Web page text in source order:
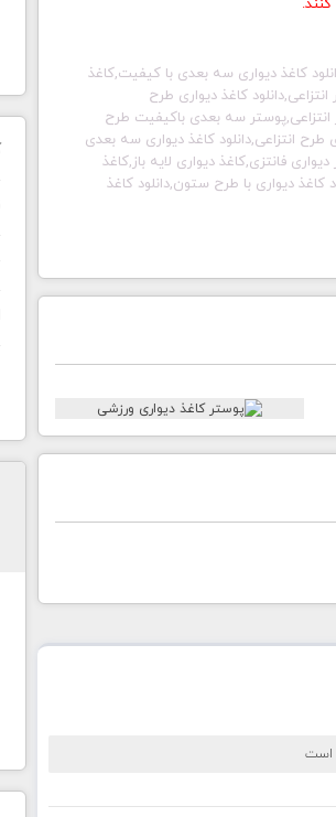
کاغذ دیواری سه بعدی با کیفیت,کاغذ
کاغذ دیواری طرح
سه بعدی باکیفیت طرح
طرح انتزاعی,دانلود کاغذ دیواری سه بعدی
فانتزی,کاغذ دیواری لایه باز,کاغذ
3 بعدی تصویر انتزاعی,دانلود کاغذ دیواری با طرح ستون,دانلود کاغذ
است